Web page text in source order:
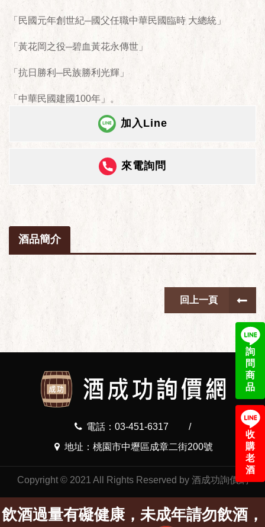
詢
問
商
品
收
購
老
酒
「民國元年創世紀─國父任職中華民國臨時 大總統」
「黃花岡之役─碧血黃花永傳世」
「抗日勝利─民族勝利光輝」
「中華民國建國100年」。
加入Line
來電詢問
酒品簡介
回上一頁
電話：03-451-6317
/
地址：桃園市中壢區成章二街200號
Copyright © 2021 All Rights Reserved by 酒成功詢價網
飲酒過量有礙健康，未成年請勿飲酒，